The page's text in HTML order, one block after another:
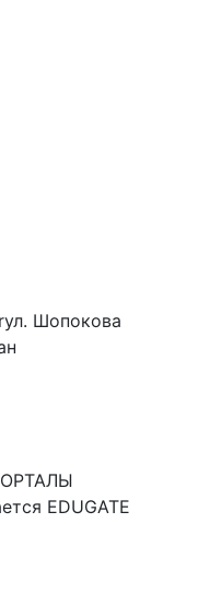
Шопокова
EDUGATE